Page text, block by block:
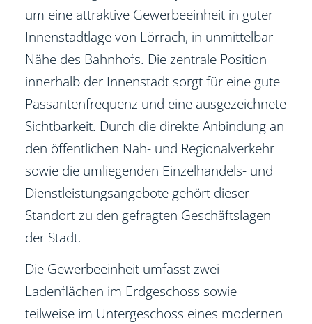
um eine attraktive Gewerbeeinheit in guter
Innenstadtlage von Lörrach, in unmittelbar
Nähe des Bahnhofs. Die zentrale Position
innerhalb der Innenstadt sorgt für eine gute
Passantenfrequenz und eine ausgezeichnete
Sichtbarkeit. Durch die direkte Anbindung an
den öffentlichen Nah- und Regionalverkehr
sowie die umliegenden Einzelhandels- und
Dienstleistungsangebote gehört dieser
Standort zu den gefragten Geschäftslagen
der Stadt.
Die Gewerbeeinheit umfasst zwei
Ladenflächen im Erdgeschoss sowie
teilweise im Untergeschoss eines modernen